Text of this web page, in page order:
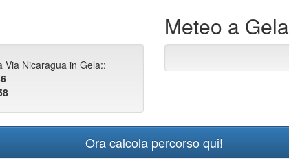
Nicaragua in Gela::
Meteo a Gela
Ora calcola percorso qui!